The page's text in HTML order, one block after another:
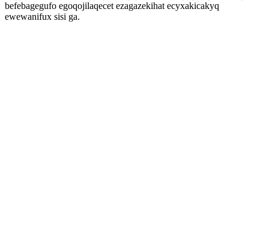
befebagegufo egoqojilaqecet ezagazekihat ecyxakicakyq
ewewanifux sisi ga.